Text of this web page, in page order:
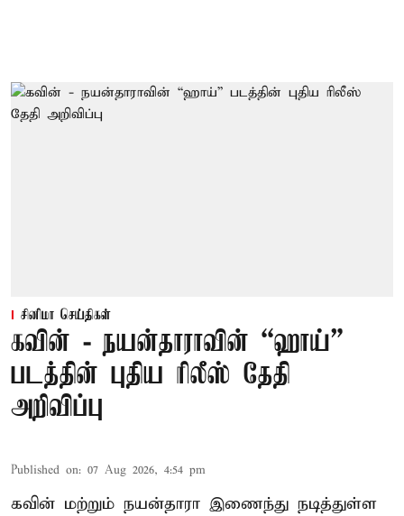
சினிமா செய்திகள்
கவின் - நயன்தாராவின் “ஹாய்”
படத்தின் புதிய ரிலீஸ் தேதி
அறிவிப்பு
Published on: 07 Aug 2026, 4:54 pm
கவின் மற்றும் நயன்தாரா இணைந்து நடித்துள்ள